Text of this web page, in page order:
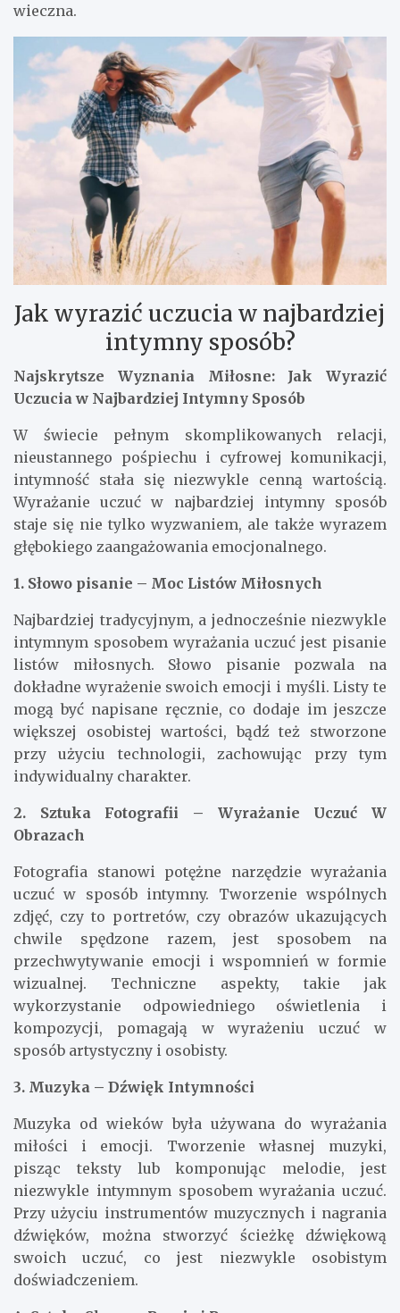
wieczna.
Jak wyrazić uczucia w najbardziej
intymny sposób?
Najskrytsze Wyznania Miłosne: Jak Wyrazić
Uczucia w Najbardziej Intymny Sposób
W świecie pełnym skomplikowanych relacji,
nieustannego pośpiechu i cyfrowej komunikacji,
intymność stała się niezwykle cenną wartością.
Wyrażanie uczuć w najbardziej intymny sposób
staje się nie tylko wyzwaniem, ale także wyrazem
głębokiego zaangażowania emocjonalnego.
1. Słowo pisanie – Moc Listów Miłosnych
Najbardziej tradycyjnym, a jednocześnie niezwykle
intymnym sposobem wyrażania uczuć jest pisanie
listów miłosnych. Słowo pisanie pozwala na
dokładne wyrażenie swoich emocji i myśli. Listy te
mogą być napisane ręcznie, co dodaje im jeszcze
większej osobistej wartości, bądź też stworzone
przy użyciu technologii, zachowując przy tym
indywidualny charakter.
2. Sztuka Fotografii – Wyrażanie Uczuć W
Obrazach
Fotografia stanowi potężne narzędzie wyrażania
uczuć w sposób intymny. Tworzenie wspólnych
zdjęć, czy to portretów, czy obrazów ukazujących
chwile spędzone razem, jest sposobem na
przechwytywanie emocji i wspomnień w formie
wizualnej. Techniczne aspekty, takie jak
wykorzystanie odpowiedniego oświetlenia i
kompozycji, pomagają w wyrażeniu uczuć w
sposób artystyczny i osobisty.
3. Muzyka – Dźwięk Intymności
Muzyka od wieków była używana do wyrażania
miłości i emocji. Tworzenie własnej muzyki,
pisząc teksty lub komponując melodie, jest
niezwykle intymnym sposobem wyrażania uczuć.
Przy użyciu instrumentów muzycznych i nagrania
dźwięków, można stworzyć ścieżkę dźwiękową
swoich uczuć, co jest niezwykle osobistym
doświadczeniem.